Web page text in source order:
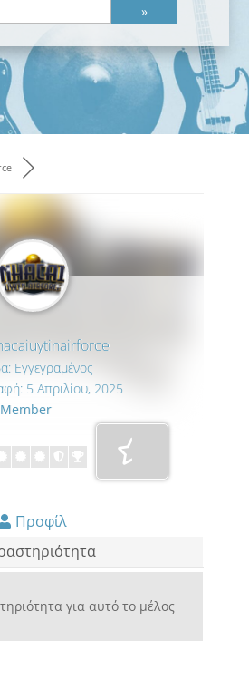
Εγγεγραμένος
5 Απριλίου, 2025
Προφίλ
για αυτό το μέλος